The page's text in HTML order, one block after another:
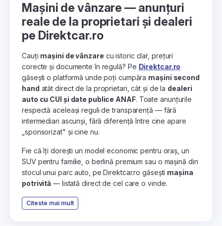
Mașini de vânzare — anunțuri
reale de la proprietari și dealeri
pe Direktcar.ro
Cauți mașini de vânzare cu istoric clar, prețuri
corecte și documente în regulă? Pe Direktcar.ro
găsești o platformă unde poți cumpăra mașini second
hand atât direct de la proprietari, cât și de la dealeri
auto cu CUI și date publice ANAF. Toate anunțurile
respectă aceleași reguli de transparență — fără
intermediari ascunși, fără diferență între cine apare
„sponsorizat" și cine nu.
Fie că îți dorești un model economic pentru oraș, un
SUV pentru familie, o berlină premium sau o mașină din
stocul unui parc auto, pe Direktcar.ro găsești mașina
potrivită — listată direct de cel care o vinde.
Citeste mai mult